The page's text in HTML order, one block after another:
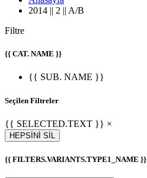
2014 || 2 || A/B
Filtre
{{ CAT. NAME }}
{{ SUB. NAME }}
Seçilen Filtreler
{{ SELECTED.TEXT }} ×
HEPSİNİ SİL
{{ FILTERS.VARIANTS.TYPE1_NAME }}